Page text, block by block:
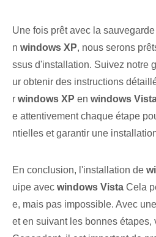
Une fois prêt avec‌ la
n windows XP, nous serons
ssus d'installation. Suivez notre
ur obtenir des instructions
r windows XP en windows
e attentivement chaque étape
ntielles et garantir une
En conclusion, l'installation de
uipe avec windows Vista Cela
e, mais pas impossible. Avec
et en suivant les bonnes étapes,